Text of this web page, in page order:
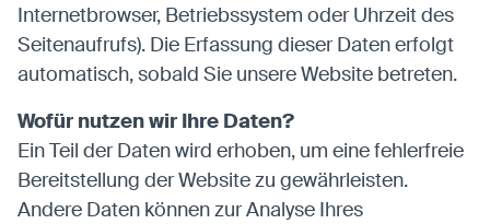
Internetbrowser, Betriebssystem oder Uhrzeit des
Seitenaufrufs). Die Erfassung dieser Daten erfolgt
automatisch, sobald Sie unsere Website betreten.
Wofür nutzen wir Ihre Daten?
Ein Teil der Daten wird erhoben, um eine fehlerfreie
Bereitstellung der Website zu gewährleisten.
Andere Daten können zur Analyse Ihres